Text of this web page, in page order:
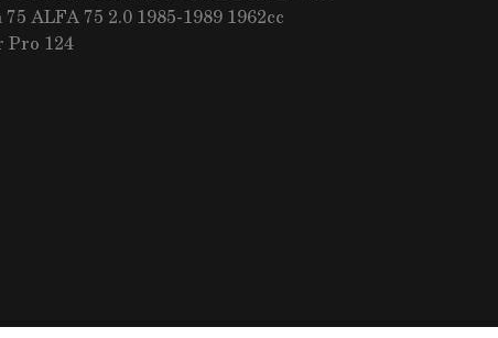
ALFA 75 2.0 1985-1989 1962cc
Pro 124